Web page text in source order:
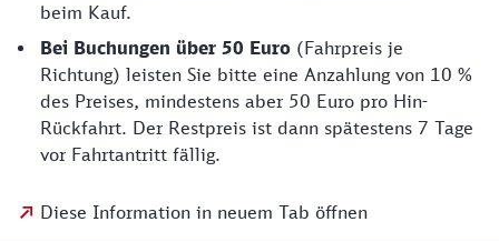
beim Kauf.
Bei Buchungen über 50 Euro (Fahrpreis je
Richtung) leisten Sie bitte eine Anzahlung von 10 %
des Preises, mindestens aber 50 Euro pro Hin-
Rückfahrt. Der Restpreis ist dann spätestens 7 Tage
vor Fahrtantritt fällig.
Diese Information in neuem Tab öffnen